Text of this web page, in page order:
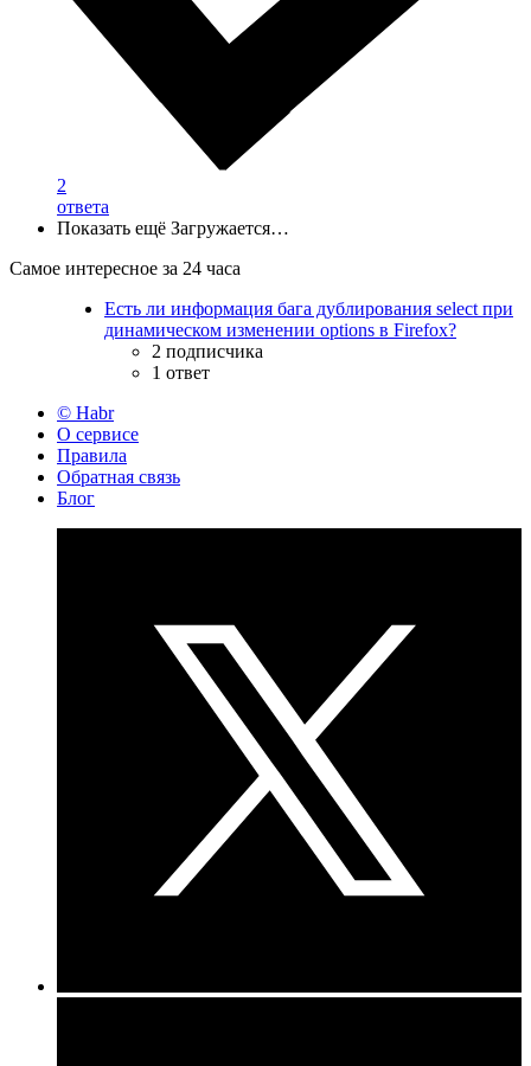
2
ответа
Показать ещё Загружается…
Самое интересное за 24 часа
Есть ли информация бага дублирования select при
динамическом изменении options в Firefox?
2 подписчика
1 ответ
© Habr
О сервисе
Правила
Обратная связь
Блог